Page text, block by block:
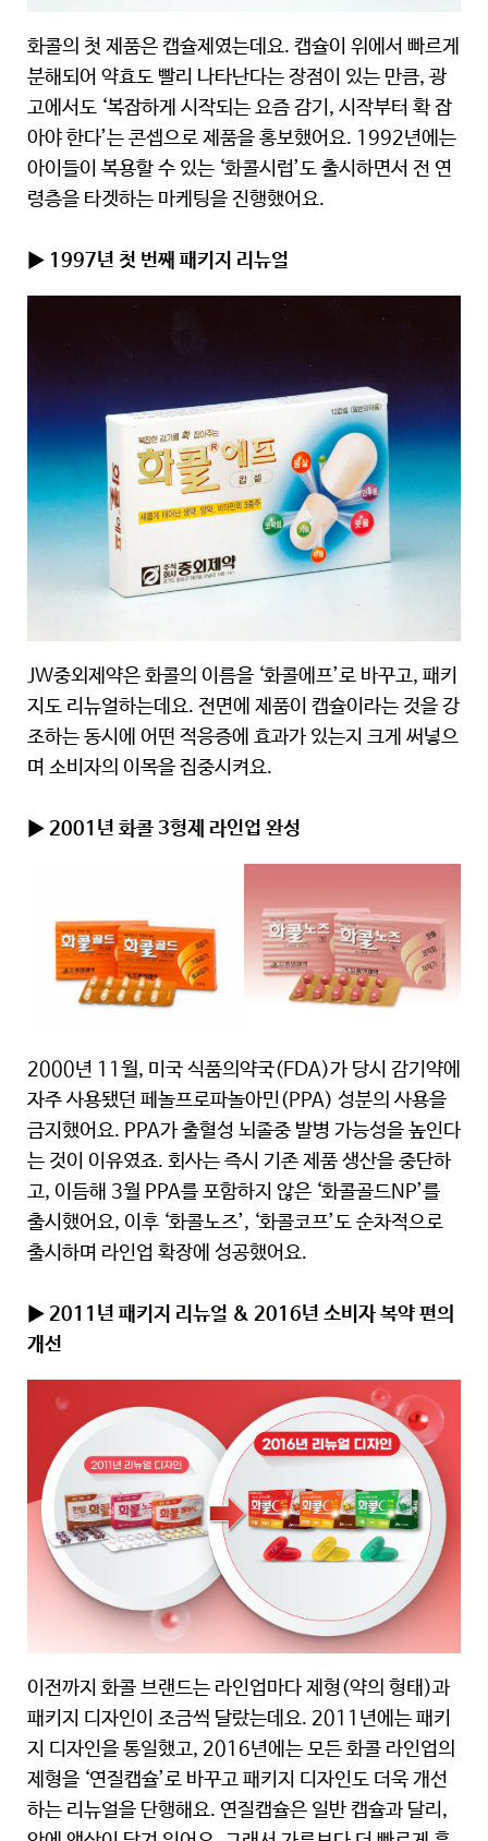
화콜의 첫 제품은 캡슐제였는데요. 캡슐이 위에서 빠르게
분해되어 약효도 빨리 나타난다는 장점이 있는 만큼, 광
고에서도 ‘복잡하게 시작되는 요즘 감기, 시작부터 확 잡
아야 한다’는 콘셉으로 제품을 홍보했어요. 1992년에는
아이들이 복용할 수 있는 ‘화콜시럽’도 출시하면서 전 연
령층을 타겟하는 마케팅을 진행했어요.
▶ 1997년 첫 번째 패키지 리뉴얼
JW중외제약은 화콜의 이름을 ‘화콜에프’로 바꾸고, 패키
지도 리뉴얼하는데요. 전면에 제품이 캡슐이라는 것을 강
조하는 동시에 어떤 적응증에 효과가 있는지 크게 써넣으
며 소비자의 이목을 집중시켜요.
▶ 2001년 화콜 3형제 라인업 완성
2000년 11월, 미국 식품의약국(FDA)가 당시 감기약에
자주 사용됐던 페놀프로파놀아민(PPA) 성분의 사용을
금지했어요. PPA가 출혈성 뇌졸중 발병 가능성을 높인다
는 것이 이유였죠. 회사는 즉시 기존 제품 생산을 중단하
고, 이듬해 3월 PPA를 포함하지 않은 ‘화콜골드NP’를
출시했어요, 이후 ‘화콜노즈’, ‘화콜코프’도 순차적으로
출시하며 라인업 확장에 성공했어요.
▶ 2011년 패키지 리뉴얼 & 2016년 소비자 복약 편의
개선
이전까지 화콜 브랜드는 라인업마다 제형(약의 형태)과
패키지 디자인이 조금씩 달랐는데요. 2011년에는 패키
지 디자인을 통일했고, 2016년에는 모든 화콜 라인업의
제형을 ‘연질캡슐’로 바꾸고 패키지 디자인도 더욱 개선
하는 리뉴얼을 단행해요. 연질캡슐은 일반 캡슐과 달리,